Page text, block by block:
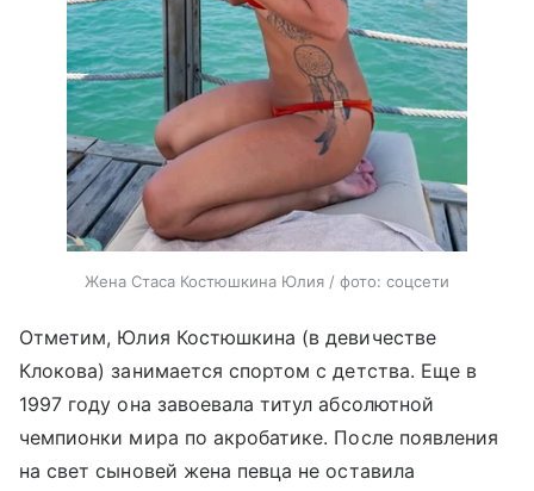
Жена Стаса Костюшкина Юлия / фото: соцсети
Отметим, Юлия Костюшкина (в девичестве
Клокова) занимается спортом с детства. Еще в
1997 году она завоевала титул абсолютной
чемпионки мира по акробатике. После появления
на свет сыновей жена певца не оставила